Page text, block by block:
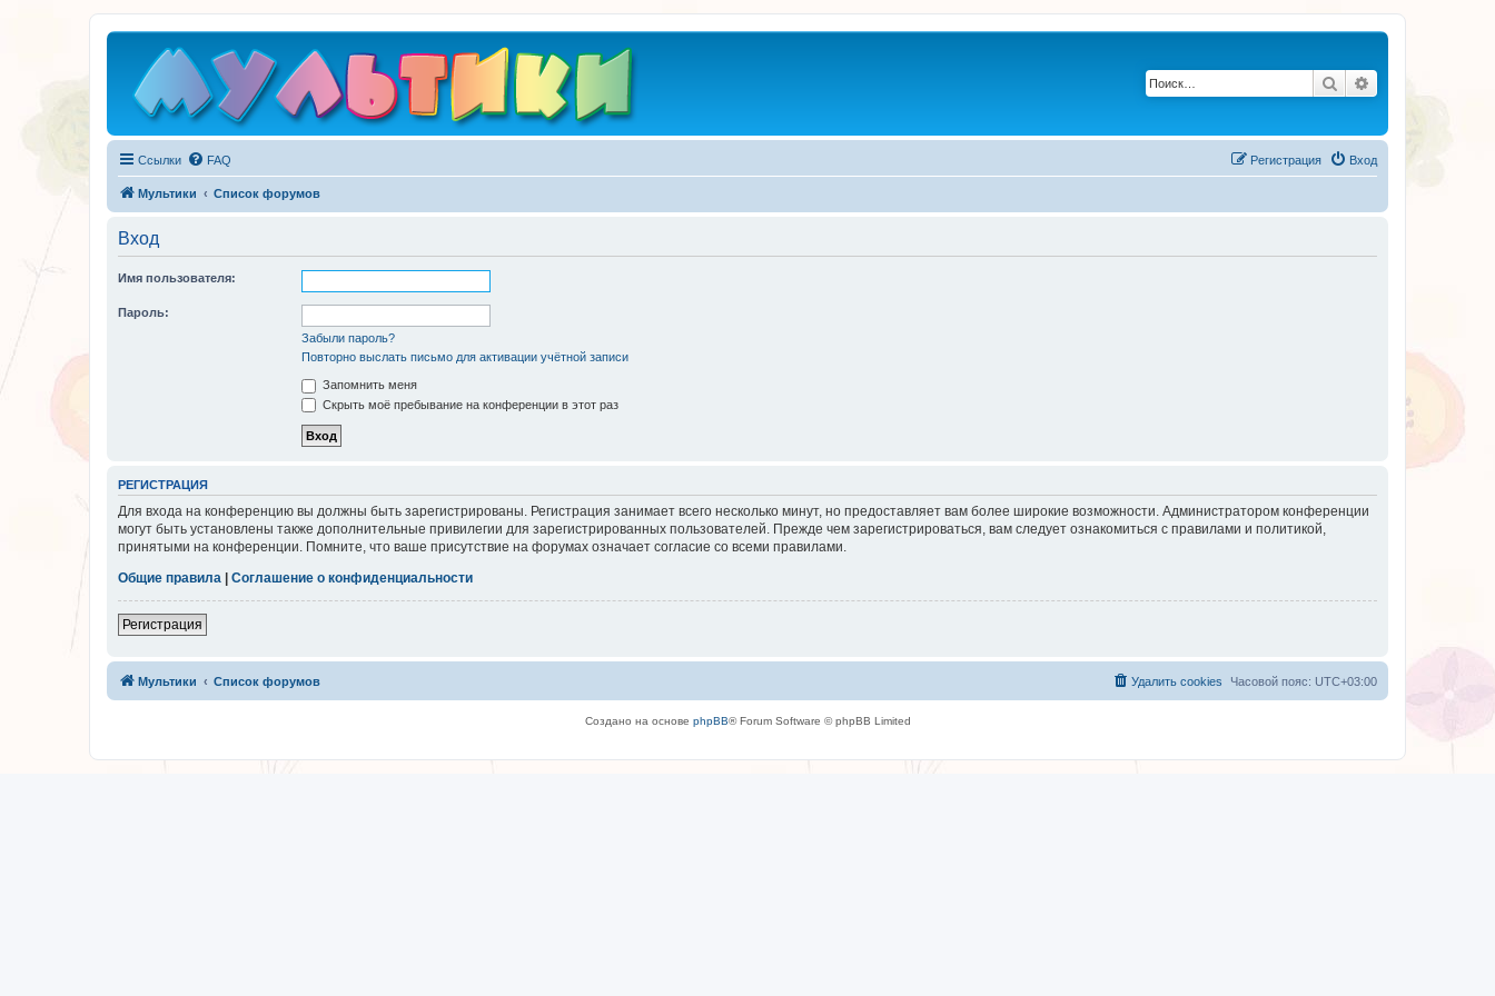
Поиск
Ссылки FAQ Вход
Регистрация
Мультики Список форумов
Вход
Имя пользователя:
Пароль:
Забыли пароль?
Повторно выслать письмо для активации учётной записи
Запомнить меня
Скрыть моё пребывание на конференции в этот раз
РЕГИСТРАЦИЯ
Для входа на конференцию вы должны быть зарегистрированы. Регистрация занимает всего несколько минут, но предоставляет вам более широкие возможности. Администратором конференции
могут быть установлены также дополнительные привилегии для зарегистрированных пользователей. Прежде чем зарегистрироваться, вам следует ознакомиться с правилами и политикой,
принятыми на конференции. Помните, что ваше присутствие на форумах означает согласие со всеми правилами.
Общие правила | Соглашение о конфиденциальности
Регистрация
Мультики Список форумов Часовой пояс: UTC+03:00
Удалить cookies
Создано на основе phpBB® Forum Software © phpBB Limited